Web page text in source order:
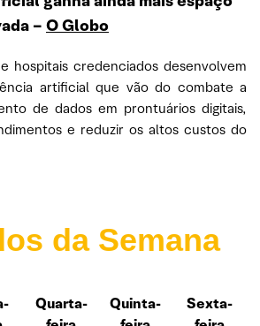
– O Globo
hospitais credenciados desenvolvem
artificial que vão do combate a
de dados em prontuários digitais,
e reduzir os altos custos do
da Semana
Quarta-
Quinta-
Sexta-